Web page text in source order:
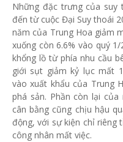
Những đặc trưng của
đến từ cuộc Đại Suy thoái
năm của Trung Hoa giảm
xuống còn 6.6% vào quý
khổng lồ từ phía nhu cầu
giới sụt giảm kỷ lục mất
vào xuất khẩu của Trung
phá sản. Phần còn lại
cân bằng cũng chịu hậu
động, với sự kiện chỉ riêng
công nhân mất việc.